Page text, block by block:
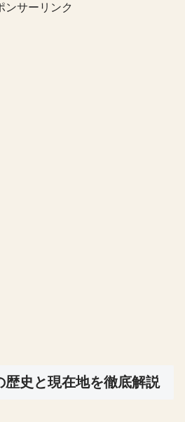
ンサーリンク
史と現在地を徹底解説